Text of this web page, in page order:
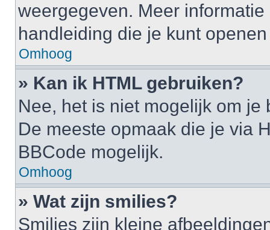
weergegeven. Meer
handleiding die je kunt
Omhoog
» Kan ik HTML gebruiken?
Nee, het is niet mogelijk om
De meeste opmaak die je via
BBCode mogelijk.
Omhoog
» Wat zijn smilies?
Smilies zijn kleine